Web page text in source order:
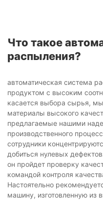
Что такое
распыления?
автоматическая система
продуктом с высоким
касается выбора сырья,
материалы высокого
предлагаемые нашими
производственного
сотрудники
добиться нулевых
он пройдет проверку
командой контроля
Настоятельно
машину, изготовленную из